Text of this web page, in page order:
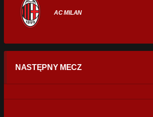
AC MILAN
STATYSTYKI
0%
NASTĘPNY MECZ